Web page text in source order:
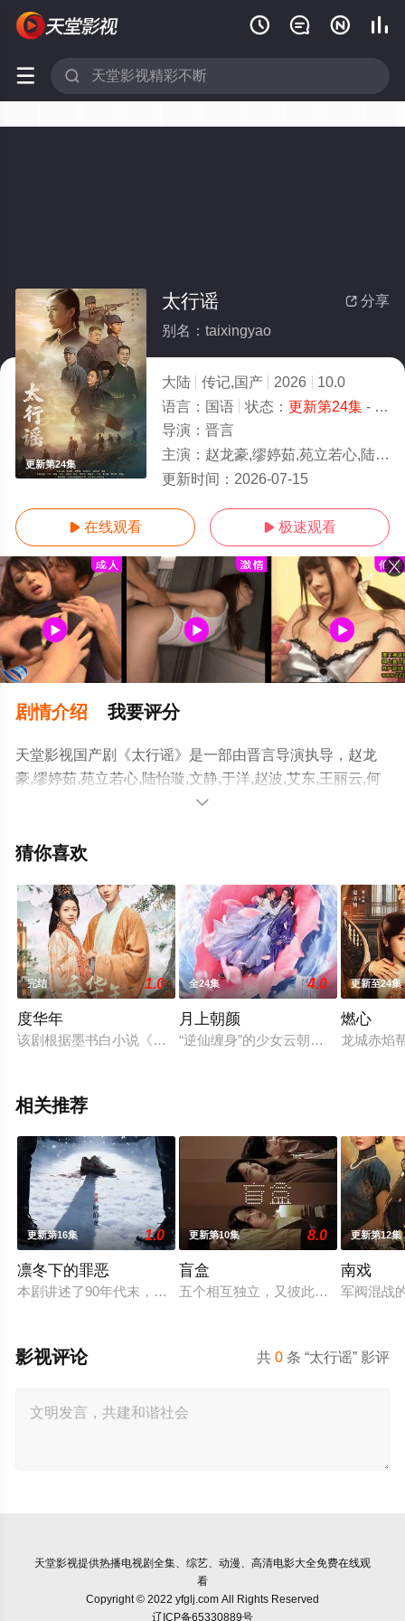
   
 
更新第24集
 分享
太行谣
别名：taixingyao
大陆 传记,国产 2026
10.0
语言： 国语 状态： 更新第24集- 免费在线观看
导演： 晋言
主演： 赵龙豪,缪婷茹,苑立若心,陆怡璇,文静,于洋,赵波,
更新时间： 2026-07-15
 在线观看  极速观看
剧情介绍 我要评分
天堂影视国产剧《太行谣》是一部由晋言导演执导，赵龙
豪,缪婷茹,苑立若心,陆怡璇,文静,于洋,赵波,艾东,王丽云,何
达,郭秋成,曾肖龙,张永健,魏大鸣,张哲人等演员精彩演绎的
就上天堂电影网，更多相关信息可移步至豆瓣电视剧、电

猜你喜欢
完结 1.0
度华年
该剧根据墨书白小说《长公主》改编。故事中，大夏朝的长公主
全24集 4.0
月上朝颜
“逆仙缠身”的少女云朝颜巧遇“收复
更新至24集
燃心
龙城赤焰
相关推荐
更新第16集 1.0
凛冬下的罪恶
本剧讲述了90年代末，怒河市刑侦支队在无普及监控、无DNA
更新第10集 8.0
盲盒
五个相互独立，又彼此呼应的故事
更新第12集
南戏
军阀混战
共0 条 “太行谣” 影评
影视评论
天堂影视提供热播电视剧全集、综艺、动漫、高清电影大全免费在线观
看
Copyright © 2022 yfglj.com All Rights Reserved
辽ICP备65330889号